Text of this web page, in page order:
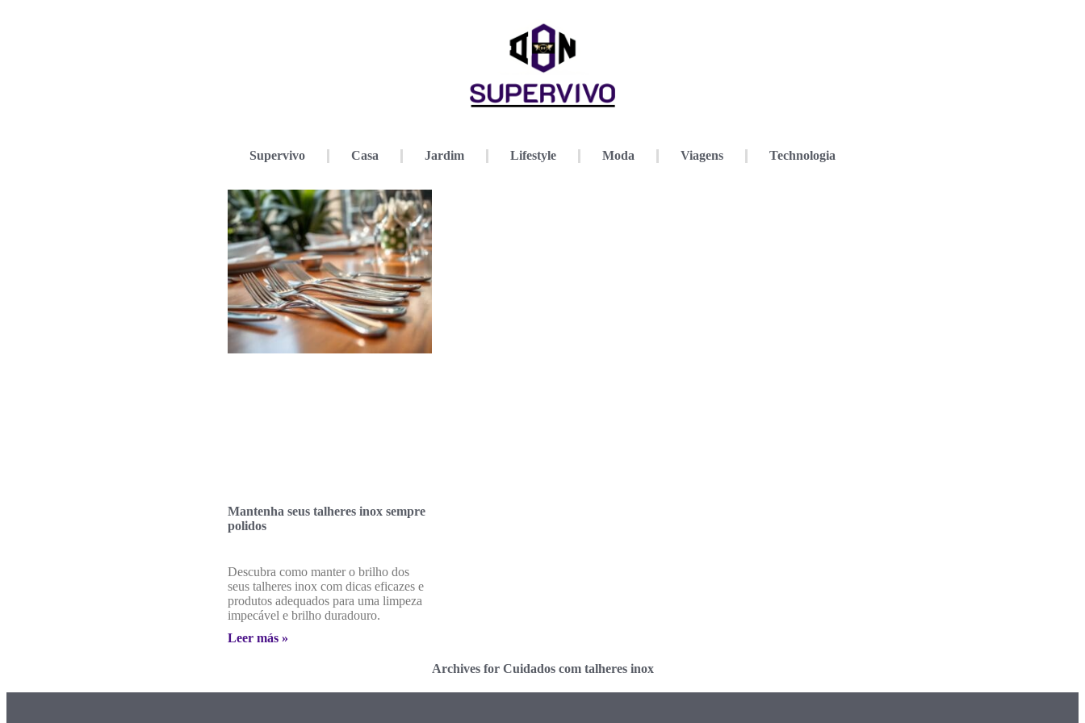
Supervivo Casa Jardim Lifestyle Moda Viagens Technologia
Mantenha seus talheres inox sempre
polidos
Descubra como manter o brilho dos
seus talheres inox com dicas eficazes e
produtos adequados para uma limpeza
impecável e brilho duradouro.
Leer más »
Archives for Cuidados com talheres inox